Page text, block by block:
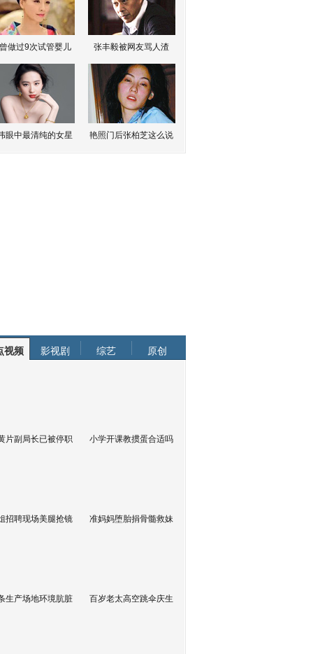
做过9次试管婴儿 张丰毅被网友骂人渣
眼中最清纯的女星 艳照门后张柏芝这么说
视频 影视剧 综艺 原创
片副局长已被停职 小学开课教掼蛋合适吗
招聘现场美腿抢镜 准妈妈堕胎捐骨髓救妹
生产场地环境肮脏 百岁老太高空跳伞庆生